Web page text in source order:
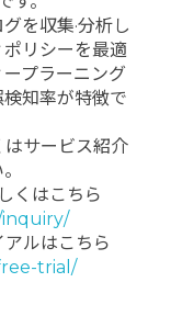
を収集·分析し
リシーを最適
プラーニング
知率が特徴で
サービス紹介
くはこちら
ルはこちら
trial/